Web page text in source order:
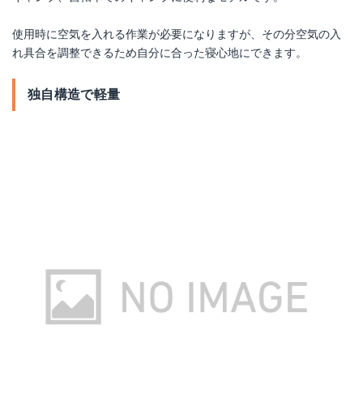
使用時に空気を入れる作業が必要になりますが、その分空気の入
れ具合を調整できるため自分に合った寝心地にできます。
独自構造で軽量